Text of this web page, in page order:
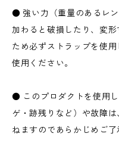
● 強い力（重量のあるレ
加わると破損したり、変
ため必ずストラップを使
使用ください。
● このプロダクトを使用
ゲ・跡残りなど）や故障
ねますのであらかじめご了